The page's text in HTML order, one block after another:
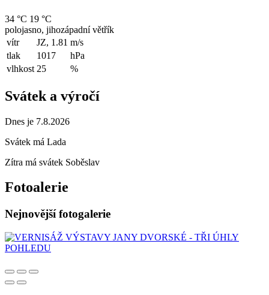
34 °C 19 °C
polojasno, jihozápadní větřík
vítr
JZ, 1.81 m/s
tlak
1017
hPa
vlhkost 25 %
Svátek a výročí
Dnes je 7.8.2026
Svátek má Lada
Zítra má svátek Soběslav
Fotoalerie
Nejnovější fotogalerie